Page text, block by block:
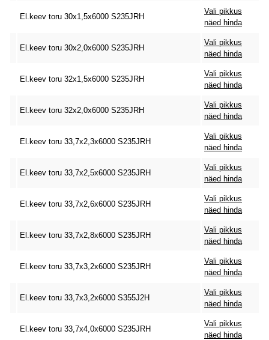
El.keev toru 30x1,5x6000 S235JRH
Vali pikkus
näed hinda
El.keev toru 30x2,0x6000 S235JRH
Vali pikkus
näed hinda
El.keev toru 32x1,5x6000 S235JRH
Vali pikkus
näed hinda
El.keev toru 32x2,0x6000 S235JRH
Vali pikkus
näed hinda
El.keev toru 33,7x2,3x6000 S235JRH
Vali pikkus
näed hinda
El.keev toru 33,7x2,5x6000 S235JRH
Vali pikkus
näed hinda
El.keev toru 33,7x2,6x6000 S235JRH
Vali pikkus
näed hinda
El.keev toru 33,7x2,8x6000 S235JRH
Vali pikkus
näed hinda
El.keev toru 33,7x3,2x6000 S235JRH
Vali pikkus
näed hinda
El.keev toru 33,7x3,2x6000 S355J2H
Vali pikkus
näed hinda
El.keev toru 33,7x4,0x6000 S235JRH
Vali pikkus
näed hinda